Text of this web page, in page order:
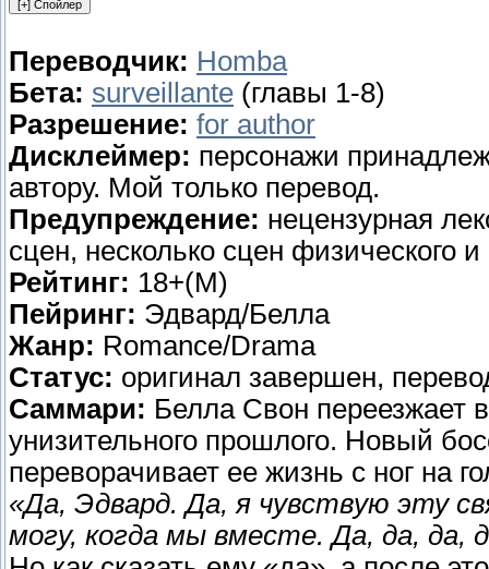
Переводчик: Homba
Бета: surveillante (главы 1-8)
Разрешение: for author
Дисклеймер: персонажи
автору. Мой только перевод.
Предупреждение: нецензурная
сцен, несколько сцен физического
Рейтинг: 18+(M)
Пейринг: Эдвард/Белла
Жанр: Romance/Drama
Статус: оригинал завершен,
Саммари: Белла Свон переезжает
унизительного прошлого. Новый
переворачивает ее жизнь с ног на
«Да, Эдвард. Да, я чувствую эту
могу, когда мы вместе. Да, да, да,